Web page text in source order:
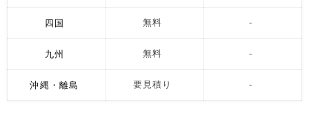
四国 無料 -
九州 無料 -
沖縄・離島 要見積り -